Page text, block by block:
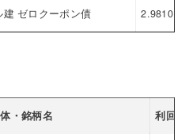
ゼロクーポン債 2.9810
・銘柄名 利回り